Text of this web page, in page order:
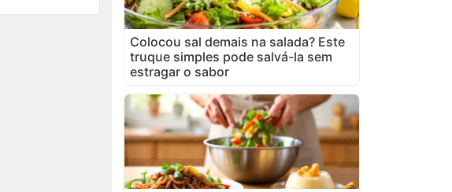
Colocou sal demais na salada? Este
truque simples pode salvá-la sem
estragar o sabor